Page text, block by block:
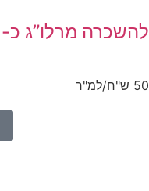
מרלו”ג כ- 3,000 מ”ר בעד הלום